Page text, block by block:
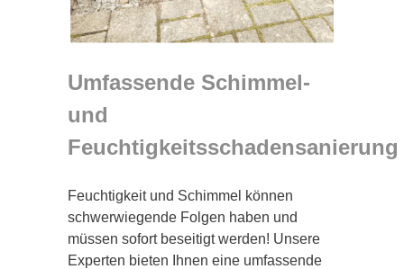
Umfassende Schimmel-
und
Feuchtigkeitsschadensanierung
Feuchtigkeit und Schimmel können
schwerwiegende Folgen haben und
müssen sofort beseitigt werden! Unsere
Experten bieten Ihnen eine umfassende